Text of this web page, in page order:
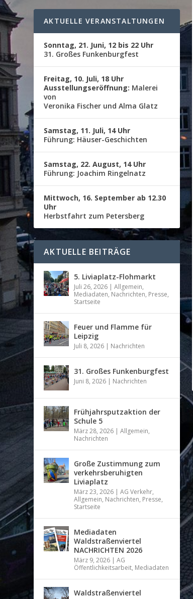
AKTUELLE VERANSTALTUNGEN
Sonntag, 21. Juni, 12 bis 22 Uhr
31. Großes Funkenburgfest
Freitag, 10. Juli, 18 Uhr
Ausstellungseröffnung: Malerei
von
Veronika Fischer und Alma Glatz
Samstag, 11. Juli, 14 Uhr
Führung: Häuser-Geschichten
Samstag, 22. August, 14 Uhr
Führung: Joachim Ringelnatz
Mittwoch, 16. September ab 12.30
Uhr
Herbstfahrt zum Petersberg
AKTUELLE BEITRÄGE
5. Liviaplatz-Flohmarkt
Juli 26, 2026 |Allgemein,
Mediadaten, Nachrichten, Presse,
Startseite
Feuer und Flamme für
Leipzig
Juli 8, 2026 | Nachrichten
31. Großes Funkenburgfest
Juni 8, 2026 | Nachrichten
Frühjahrsputzaktion der
Schule 5
März 28, 2026 |Allgemein,
Nachrichten
Große Zustimmung zum
verkehrsberuhigten
Liviaplatz
März 23, 2026 |AG Verkehr,
Allgemein, Nachrichten, Presse,
Startseite
Mediadaten
Waldstraßenviertel
NACHRICHTEN 2026
März 9, 2026 |AG
Öffentlichkeitsarbeit, Mediadaten
Waldstraßenviertel